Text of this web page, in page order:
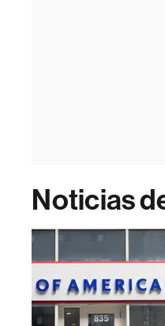
Noticias